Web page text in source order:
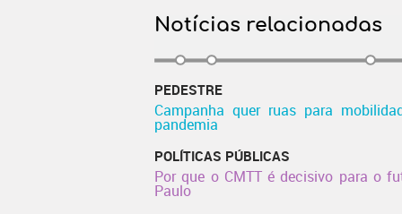
Notícias relacionadas
PEDESTRE
Campanha quer ruas para
pandemia
POLÍTICAS PÚBLICAS
Por que o CMTT é decisivo para o
Paulo